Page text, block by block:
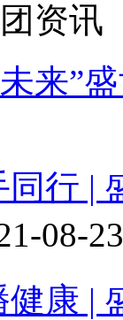
资讯
来”
行 |
08-23
康 |